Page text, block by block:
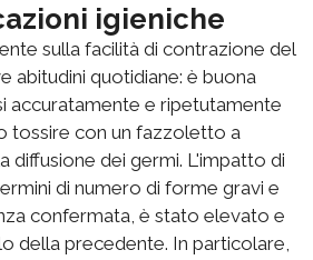
igieniche
sulla facilità di contrazione del
abitudini quotidiane: è buona
accuratamente e ripetutamente
tossire con un fazzoletto a
diffusione dei germi. L'impatto di
di numero di forme gravi e
confermata, è stato elevato e
della precedente. In particolare,